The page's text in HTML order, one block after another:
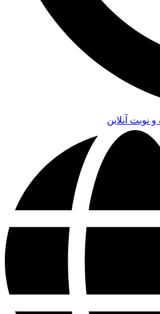
نوبت آنلاین